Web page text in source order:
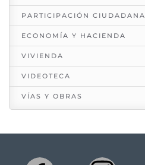
PARTICIPACIÓN CIUDADANA
ECONOMÍA Y HACIENDA
VIVIENDA
VIDEOTECA
VÍAS Y OBRAS